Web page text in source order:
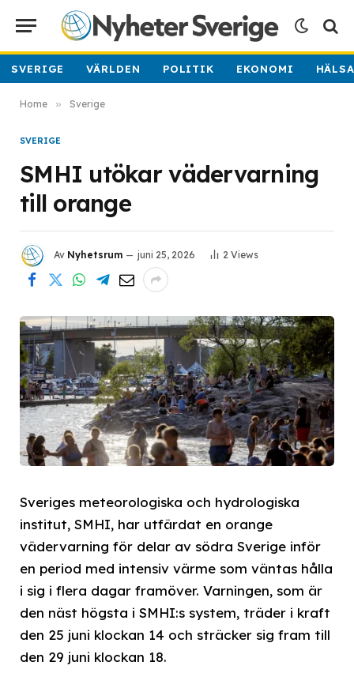
SVERIGE VÄRLDEN POLITIK EKONOMI
Home » Sverige
SVERIGE
SMHI utökar vädervarning
till orange
Av Nyhetsrum juni 25, 2026 2 Views
Sveriges meteorologiska och hydrologiska
institut, SMHI, har utfärdat en orange
vädervarning för delar av södra Sverige inför
en period med intensiv värme som väntas hålla
i sig i flera dagar framöver. Varningen, som är
den näst högsta i SMHI:s system, träder i kraft
den 25 juni klockan 14 och sträcker sig fram till
den 29 juni klockan 18.